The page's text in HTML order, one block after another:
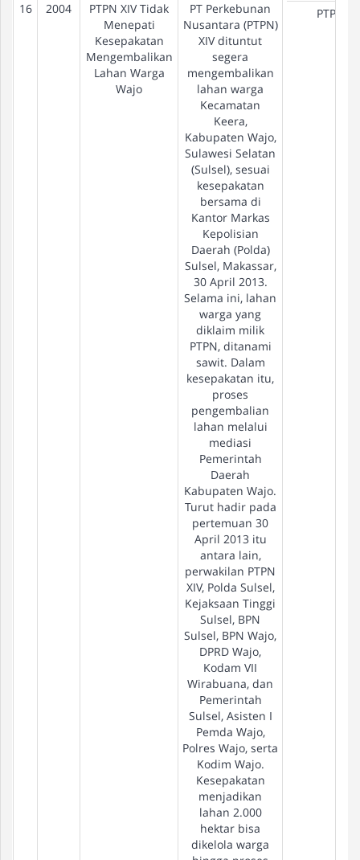
16 2004
PTPN XIV Tidak
Menepati
Kesepakatan
Mengembalikan
Lahan Warga
Wajo
PT Perkebunan
Nusantara (PTPN)
XIV dituntut
segera
mengembalikan
lahan warga
Kecamatan
Keera,
Kabupaten Wajo,
Sulawesi Selatan
(Sulsel), sesuai
kesepakatan
bersama di
Kantor Markas
Kepolisian
Daerah (Polda)
Sulsel, Makassar,
30 April 2013.
Selama ini, lahan
warga yang
diklaim milik
PTPN, ditanami
sawit. Dalam
kesepakatan itu,
proses
pengembalian
lahan melalui
mediasi
Pemerintah
Daerah
Kabupaten Wajo.
Turut hadir pada
pertemuan 30
April 2013 itu
antara lain,
perwakilan PTPN
XIV, Polda Sulsel,
Kejaksaan Tinggi
Sulsel, BPN
Sulsel, BPN Wajo,
DPRD Wajo,
Kodam VII
Wirabuana, dan
Pemerintah
Sulsel, Asisten I
Pemda Wajo,
Polres Wajo, serta
Kodim Wajo.
Kesepakatan
menjadikan
lahan 2.000
hektar bisa
dikelola warga
PTPN